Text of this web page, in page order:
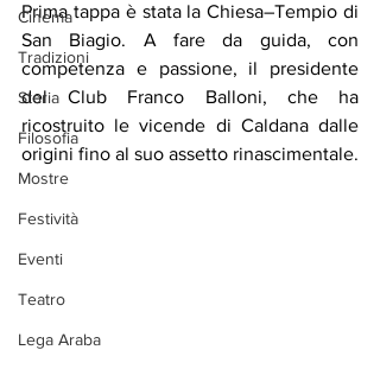
Cinema
Tradizioni
Storia
Filosofia
Mostre
Festività
Eventi
Teatro
Lega Araba
Prima tappa è stata la Chiesa–Tempio di
San Biagio. A fare da guida, con
competenza e passione, il presidente
del Club Franco Balloni, che ha
ricostruito le vicende di Caldana dalle
origini fino al suo assetto rinascimentale.